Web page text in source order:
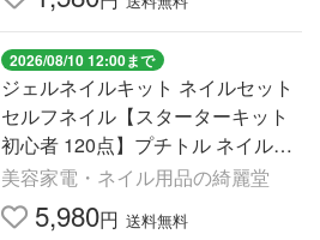
2026/08/10 12:00まで
ジェルネイルキット ネイルセット
セルフネイル【スターターキット
初心者 120点】プチトル ネイルマ
シン ジェル10色 uvライト petitor
正規品 保証付 送料無料
美容家電・ネイル用品の綺麗堂
5,980円 送料無料